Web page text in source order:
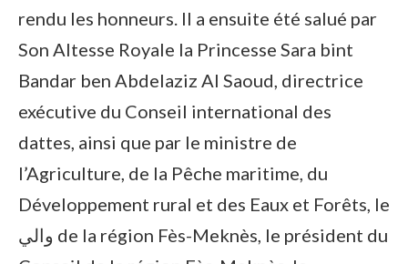
rendu les honneurs. Il a ensuite été salué par
Son Altesse Royale la Princesse Sara bint
Bandar ben Abdelaziz Al Saoud, directrice
exécutive du Conseil international des
dattes, ainsi que par le ministre de
l’Agriculture, de la Pêche maritime, du
Développement rural et des Eaux et Forêts, le
والي de la région Fès-Meknès, le président du